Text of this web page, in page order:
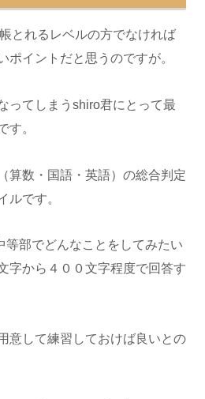
とれるレベルの方でなければ
ポイントだと思うのですが。
ってしまうshiro君にとって最
す。
算数・国語・英語）の総合判定
ルです。
等部でどんなことをしてみたい
字から４００文字程度で回答す
意して練習しておけば良いとの